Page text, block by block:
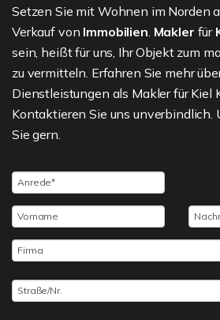
Setzen Sie mit Wohnen im Norden
Verkauf von Immobilien Makler für
sein, heißt für uns, Ihr Objekt zum
zu vermitteln. Erfahren Sie mehr
Dienstleistungen als Makler für Kiel
Kontaktieren Sie uns unverbindlich.
Sie gern.